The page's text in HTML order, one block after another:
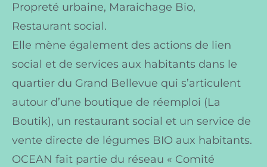
Propreté urbaine, Maraichage Bio,
Restaurant social.
Elle mène également des actions de lien
social et de services aux habitants dans le
quartier du Grand Bellevue qui s’articulent
autour d’une boutique de réemploi (La
Boutik), un restaurant social et un service de
vente directe de légumes BIO aux habitants.
OCEAN fait partie du réseau « Comité